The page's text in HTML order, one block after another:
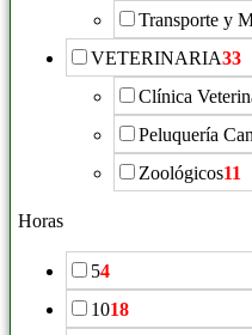
Transporte y
VETERINARIA33
Clínica
Peluquería
Zoológicos11
Horas
54
1018